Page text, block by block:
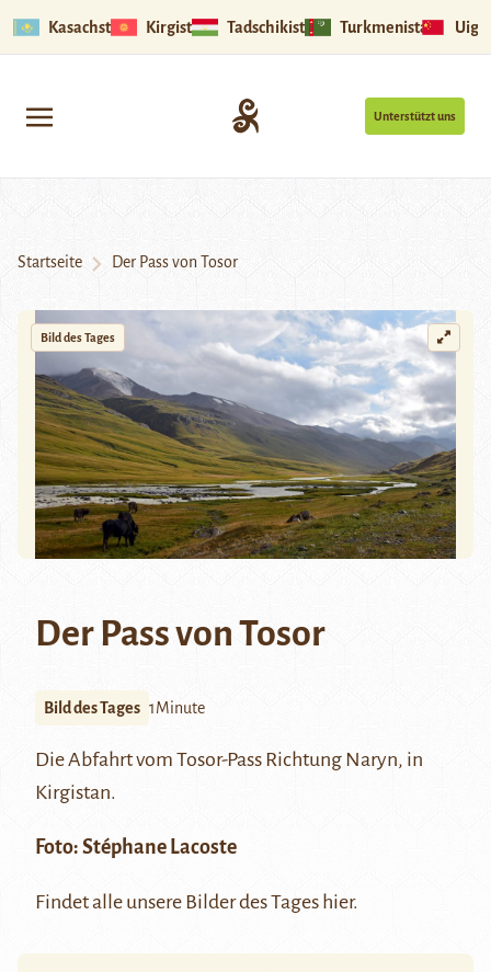
Kasachstan Kirgistan Tadschikistan Turkmenistan
Unterstützt uns
Startseite Der Pass von Tosor
Bild des Tages
Der Pass von Tosor
Bild des Tages 1Minute
Die Abfahrt vom Tosor-Pass Richtung Naryn, in
Kirgistan.
Foto: Stéphane Lacoste
Findet alle unsere Bilder des Tages hier.